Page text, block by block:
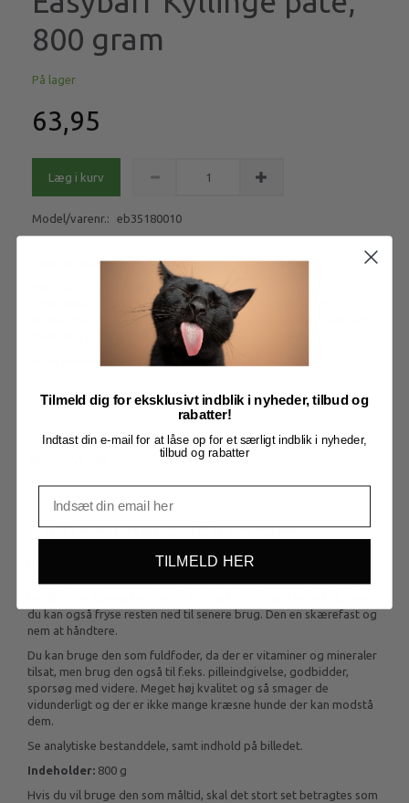
800 gram
På lager
63,95
Læg i kurv
Model/varenr.: eb35180010
Kyllinge paté, 800 gram
8% RABAT VED KØB AF 20 STK PATÉ
12% RABAT VED KØB AF 40 STK PATÉ (ELLER FLERE)
OPNÅ OGSÅ MÆNGDERABAT NÅR DU MIXER MED ANDRE
VARIANTER AF EASY BARF PATÈ
Kyllinge paté, 800 gram
Denne paté skal ikke holdes på hverken frys eller køl, men kan
opbevares i stuetemperatur i 2 år, da den er dampkogt og helt fri
du kan også fryse resten ned til senere brug. Den en skærefast og
nem at håndtere.
Du kan bruge den som fuldfoder, da der er vitaminer og mineraler
tilsat, men brug den også til f.eks. pilleindgivelse, godbidder,
sporsøg med videre. Meget høj kvalitet og så smager de
vidunderligt og der er ikke mange kræsne hunde der kan modstå
dem.
Se analytiske bestanddele, samt indhold på billedet.
Indeholder: 800 g
Hvis du vil bruge den som måltid, skal det stort set betragtes som
Tilmeld dig for eksklusivt indblik i nyheder, tilbud og
rabatter!
Indtast din e-mail for at låse op for et særligt indblik i nyheder,
tilbud og rabatter
TILMELD HER